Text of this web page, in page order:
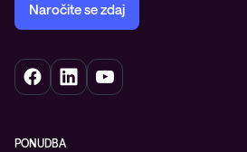
Naročite se zdaj
PONUDBA